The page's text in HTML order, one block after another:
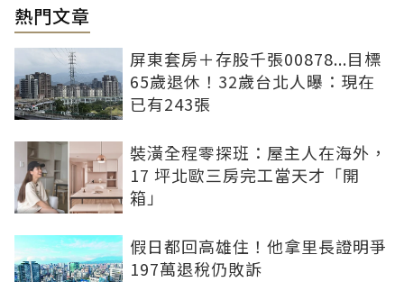
熱門文章
屏東套房＋存股千張00878...目標
65歲退休！32歲台北人曝：現在
已有243張
裝潢全程零探班：屋主人在海外，
17 坪北歐三房完工當天才「開
箱」
假日都回高雄住！他拿里長證明爭
197萬退稅仍敗訴